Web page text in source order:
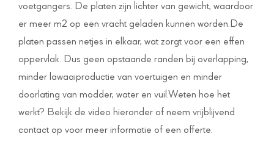
voetgangers. De platen zijn lichter van gewicht, waardoor
er meer m2 op een vracht geladen kunnen worden.De
platen passen netjes in elkaar, wat zorgt voor een effen
oppervlak. Dus geen opstaande randen bij overlapping,
minder lawaaiproductie van voertuigen en minder
doorlating van modder, water en vuil.Weten hoe het
werkt? Bekijk de video hieronder of neem vrijblijvend
contact op voor meer informatie of een offerte.